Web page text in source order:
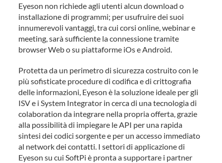
Eyeson non richiede agli utenti alcun download o
installazione di programmi; per usufruire dei suoi
innumerevoli vantaggi, tra cui corsi online, webinar e
meeting, sarà sufficiente la connessione tramite
browser Web o su piattaforme iOs e Android.
Protetta da un perimetro di sicurezza costruito con le
più sofisticate procedure di codifica e di crittografia
delle informazioni, Eyeson è la soluzione ideale per gli
ISV e i System Integrator in cerca di una tecnologia di
colaboration da integrare nella propria offerta, grazie
alla possibilità di impiegare le API per una rapida
sintesi dei codici sorgente e per un accesso immediato
al network dei contatti. I settori di applicazione di
Eyeson su cui SoftPi è pronta a supportare i partner